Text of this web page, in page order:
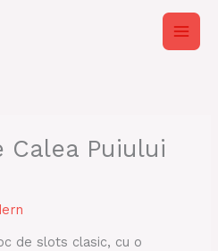
Calea Puiului
de slots clasic, cu o